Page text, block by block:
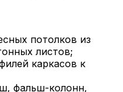
потолков из
листов;
каркасов к
фальш-колонн,